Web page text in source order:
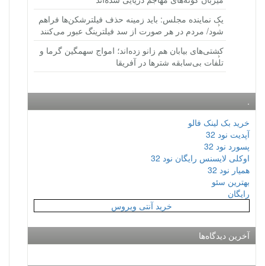
یک نماینده مجلس: باید زمینه حذف فیلترشکن‌ها فراهم
شود/ مردم در هر صورت از سد فیلترینگ عبور می‌کنند
کشتی‌های بیابان هم زانو زده‌اند؛ امواج سهمگین گرما و
تلفات بی‌سابقه شترها در آفریقا
.
خرید بک لینک فالو
آپدیت نود 32
پسورد نود 32
اوکلی لایسنس رایگان نود 32
همیار نود 32
بهترین سئو
رایگان
خرید آنتی ویروس
آخرین دیدگاه‌ها